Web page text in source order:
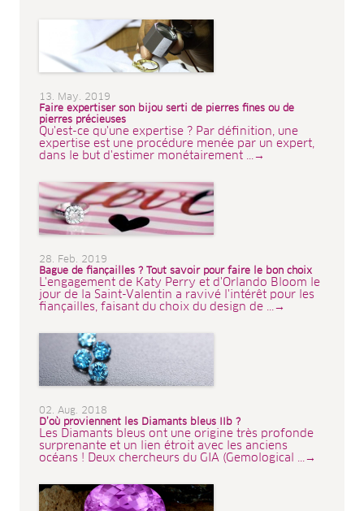
13. May. 2019
Faire expertiser son bijou serti de pierres fines ou de
pierres précieuses
Qu'est-ce qu'une expertise ? Par définition, une
expertise est une procédure menée par un expert,
dans le but d'estimer monétairement ...→
28. Feb. 2019
Bague de fiançailles ? Tout savoir pour faire le bon choix
L'engagement de Katy Perry et d'Orlando Bloom le
jour de la Saint-Valentin a ravivé l'intérêt pour les
fiançailles, faisant du choix du design de ...→
02. Aug. 2018
D’où proviennent les Diamants bleus IIb ?
Les Diamants bleus ont une origine très profonde
surprenante et un lien étroit avec les anciens
océans ! Deux chercheurs du GIA (Gemological ...→